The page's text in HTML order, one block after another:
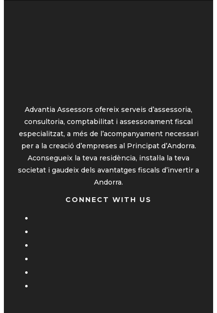
Advantia Assessors ofereix serveis d’assessoria,
consultoria, comptabilitat i assessorament fiscal
especialitzat, a més de l’acompanyament necessari
per a la creació d’empreses al Principat d’Andorra.
Aconsegueix la teva residència, instal·la la teva
societat i gaudeix dels avantatges fiscals d’invertir a
Andorra.
CONNECT WITH US